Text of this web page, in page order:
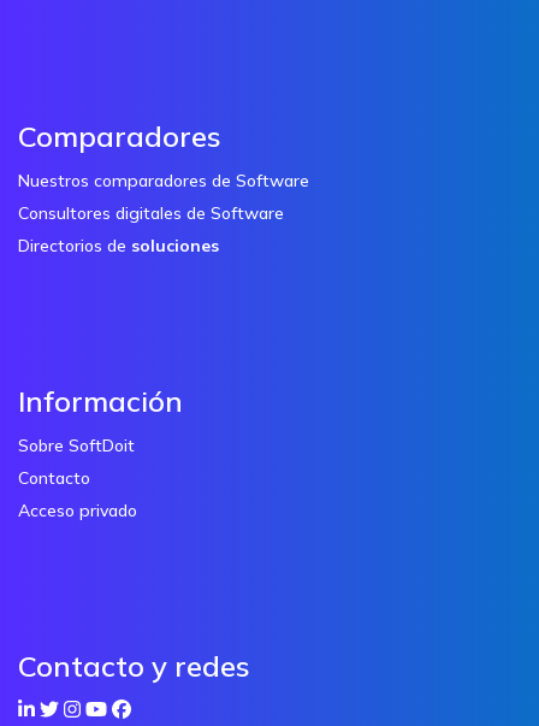
Comparadores
Nuestros comparadores de Software
Consultores digitales de Software
Directorios de soluciones
Información
Sobre SoftDoit
Contacto
Acceso privado
Contacto y redes